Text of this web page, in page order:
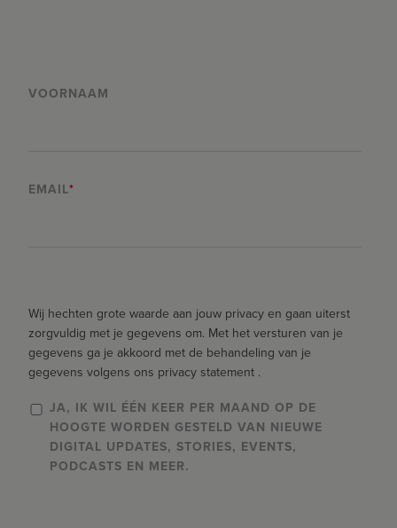
VOORNAAM
EMAIL*
Wij hechten grote waarde aan jouw privacy en gaan uiterst
zorgvuldig met je gegevens om. Met het versturen van je
gegevens ga je akkoord met de behandeling van je
gegevens volgens ons privacy statement .
JA, IK WIL ÉÉN KEER PER MAAND OP DE
HOOGTE WORDEN GESTELD VAN NIEUWE
DIGITAL UPDATES, STORIES, EVENTS,
PODCASTS EN MEER.